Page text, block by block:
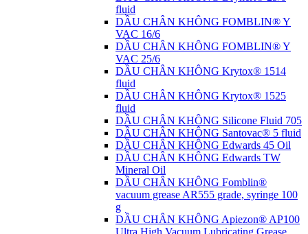
fluid
DẦU CHÂN KHÔNG FOMBLIN® Y
VAC 16/6
DẦU CHÂN KHÔNG FOMBLIN® Y
VAC 25/6
DẦU CHÂN KHÔNG Krytox® 1514
fluid
DẦU CHÂN KHÔNG Krytox® 1525
fluid
DẦU CHÂN KHÔNG Silicone Fluid 705
DẦU CHÂN KHÔNG Santovac® 5 fluid
DẦU CHÂN KHÔNG Edwards 45 Oil
DẦU CHÂN KHÔNG Edwards TW
Mineral Oil
DẦU CHÂN KHÔNG Fomblin®
vacuum grease AR555 grade, syringe 100
g
DẦU CHÂN KHÔNG Apiezon® AP100
Ultra High Vacuum Lubricating Grease,